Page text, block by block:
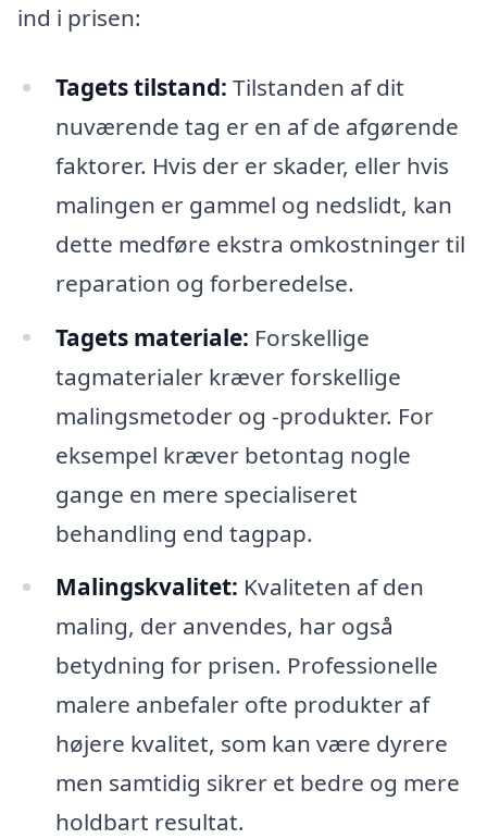
ind i prisen:
Tagets tilstand: Tilstanden af dit
nuværende tag er en af de afgørende
faktorer. Hvis der er skader, eller hvis
malingen er gammel og nedslidt, kan
dette medføre ekstra omkostninger til
reparation og forberedelse.
Tagets materiale: Forskellige
tagmaterialer kræver forskellige
malingsmetoder og -produkter. For
eksempel kræver betontag nogle
gange en mere specialiseret
behandling end tagpap.
Malingskvalitet: Kvaliteten af den
maling, der anvendes, har også
betydning for prisen. Professionelle
malere anbefaler ofte produkter af
højere kvalitet, som kan være dyrere
men samtidig sikrer et bedre og mere
holdbart resultat.